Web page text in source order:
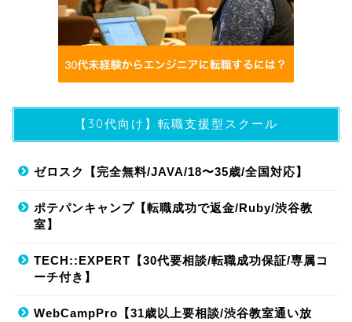
【30代向け】転職支援型スクール
ゼロスク【完全無料/JAVA/18〜35歳/全国対応】
ポテパンキャンプ【転職成功で返金/Ruby/渋谷教
室】
TECH::EXPERT【30代要相談/転職成功保証/専属コ
ーチ付き】
WebCampPro【31歳以上要相談/渋谷教室通い放